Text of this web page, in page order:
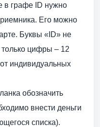
в графе ID нужно
Его можно
Буквы «ID» не
цифры – 12
индивидуальных
обозначить
внести деньги
списка).